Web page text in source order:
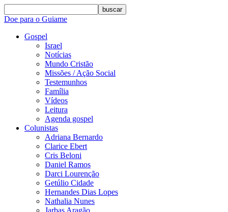
buscar
Doe para o Guiame
Gospel
Israel
Notícias
Mundo Cristão
Missões / Ação Social
Testemunhos
Família
Vídeos
Leitura
Agenda gospel
Colunistas
Adriana Bernardo
Clarice Ebert
Cris Beloni
Daniel Ramos
Darci Lourenção
Getúlio Cidade
Hernandes Dias Lopes
Nathalia Nunes
Jarbas Aragão